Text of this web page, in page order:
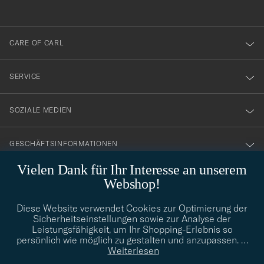
Vielen Dank für Ihr Interesse an unserem
Webshop!
Diese Website verwendet Cookies zur Optimierung der
Sicherheitseinstellungen sowie zur Analyse der
Leistungsfähigkeit, um Ihr Shopping-Erlebnis so
persönlich wie möglich zu gestalten und anzupassen. …
Weiterlesen
dig
till
vårt
nyhetsbrev!
CARE OF CARL
SERVICE
SOZIALE MEDIEN
GESCHÄFTSINFORMATIONEN
info@careofcarl.de
Benötigen Sie Hilfe bei der Suche nach Ihrem persönlichen Stil?
Wenden Sie sich an uns, wir helfen Ihnen gerne weiter!